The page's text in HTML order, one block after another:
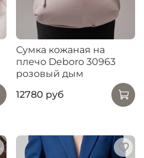
Сумка кожаная на
плечо Deboro 30963
розовый дым
12780 руб